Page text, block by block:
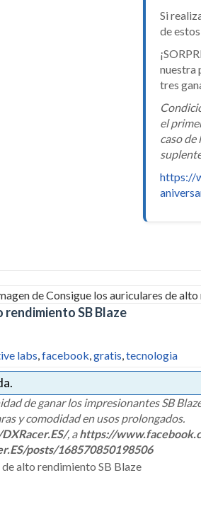
Si
de
nuestra
tres
el
caso de
https://
SB Blaze
labs,facebook,gratis,tecnologia
de ganar los impresionantes SB
y comodidad en usos prolongados.
, ahttps://
posts/168570850198506